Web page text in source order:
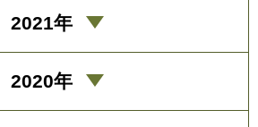
2021年
2020年